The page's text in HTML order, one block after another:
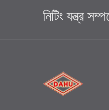
নিটিং যন্ত্র